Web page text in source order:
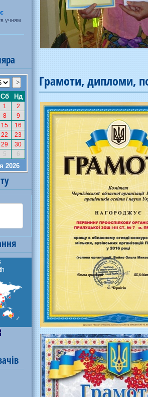
учням
Грамоти, дипломи,